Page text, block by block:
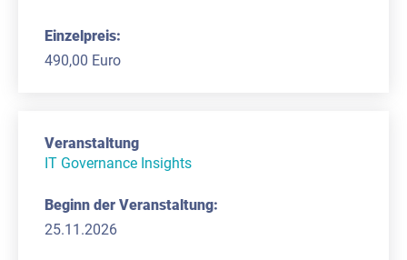
490,00 Euro
IT Governance Insights
25.11.2026